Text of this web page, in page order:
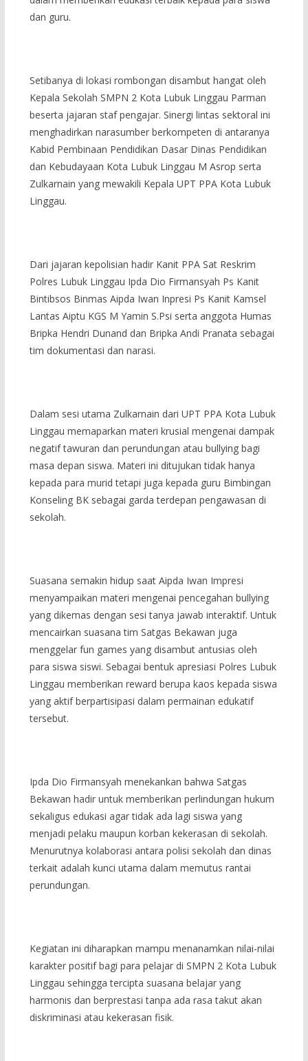
dan guru.
Setibanya di lokasi rombongan disambut hangat oleh
Kepala Sekolah SMPN 2 Kota Lubuk Linggau Parman
beserta jajaran staf pengajar. Sinergi lintas sektoral ini
menghadirkan narasumber berkompeten di antaranya
Kabid Pembinaan Pendidikan Dasar Dinas Pendidikan
dan Kebudayaan Kota Lubuk Linggau M Asrop serta
Zulkarnain yang mewakili Kepala UPT PPA Kota Lubuk
Linggau.
Dari jajaran kepolisian hadir Kanit PPA Sat Reskrim
Polres Lubuk Linggau Ipda Dio Firmansyah Ps Kanit
Bintibsos Binmas Aipda Iwan Inpresi Ps Kanit Kamsel
Lantas Aiptu KGS M Yamin S.Psi serta anggota Humas
Bripka Hendri Dunand dan Bripka Andi Pranata sebagai
tim dokumentasi dan narasi.
Dalam sesi utama Zulkarnain dari UPT PPA Kota Lubuk
Linggau memaparkan materi krusial mengenai dampak
negatif tawuran dan perundungan atau bullying bagi
masa depan siswa. Materi ini ditujukan tidak hanya
kepada para murid tetapi juga kepada guru Bimbingan
Konseling BK sebagai garda terdepan pengawasan di
sekolah.
Suasana semakin hidup saat Aipda Iwan Impresi
menyampaikan materi mengenai pencegahan bullying
yang dikemas dengan sesi tanya jawab interaktif. Untuk
mencairkan suasana tim Satgas Bekawan juga
menggelar fun games yang disambut antusias oleh
para siswa siswi. Sebagai bentuk apresiasi Polres Lubuk
Linggau memberikan reward berupa kaos kepada siswa
yang aktif berpartisipasi dalam permainan edukatif
tersebut.
Ipda Dio Firmansyah menekankan bahwa Satgas
Bekawan hadir untuk memberikan perlindungan hukum
sekaligus edukasi agar tidak ada lagi siswa yang
menjadi pelaku maupun korban kekerasan di sekolah.
Menurutnya kolaborasi antara polisi sekolah dan dinas
terkait adalah kunci utama dalam memutus rantai
perundungan.
Kegiatan ini diharapkan mampu menanamkan nilai-nilai
karakter positif bagi para pelajar di SMPN 2 Kota Lubuk
Linggau sehingga tercipta suasana belajar yang
harmonis dan berprestasi tanpa ada rasa takut akan
diskriminasi atau kekerasan fisik.